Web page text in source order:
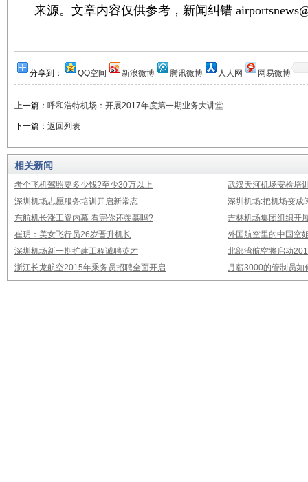
来源。文章内容仅供参考，新闻纠错
分享到： QQ空间 新浪微博 腾讯微博 人人网 网易微博
上一篇： 呼和浩特机场：开展2017年度第一期业务大讲堂
下一篇： 返回列表
相关新闻
考个飞机驾照要多少钱?至少30万以上
武汉天河机场安检培
深圳机场志愿服务培训开启新常态
深圳机场:把机场变成
东航机长涨工资内幕 看完你还羡慕吗?
吉林机场集团组织开
崔玥：美女飞行员26岁晋升机长
外国航空里的中国空
深圳机场新一期扩建工程诚聘英才
北部湾航空将启动
浙江长龙航空2015年乘务员招聘全面开启
月薪3000的管制员